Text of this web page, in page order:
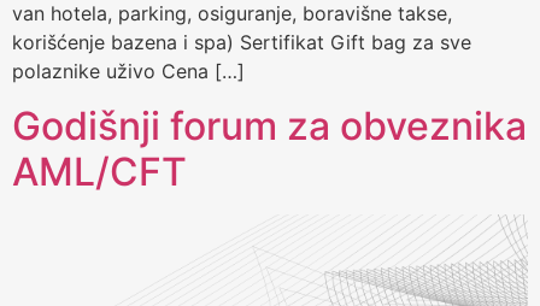
van hotela, parking, osiguranje, boravišne takse,
korišćenje bazena i spa) Sertifikat Gift bag za sve
polaznike uživo Cena […]
Godišnji forum za obveznika
AML/CFT